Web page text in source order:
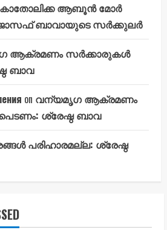
കാതോലിക്ക ആബൂൻ മോർ
ബാവായുടെ സർക്കുലർ
ആക്രമണം സർക്കാരുകൾ
ബാവ
on വന്യമൃഗ ആക്രമണം
ശ്രേഷ്ഠ ബാവ
പരിഹാരമല്ല: ശ്രേഷ്ഠ